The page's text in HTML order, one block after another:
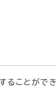
ことができ